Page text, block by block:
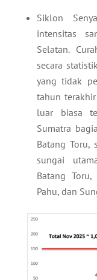
Siklon
intensitas
Selatan.
secara
yang tidak
tahun
luar biasa
Sumatra
Batang Toru,
sungai
Batang Toru,
Pahu, dan